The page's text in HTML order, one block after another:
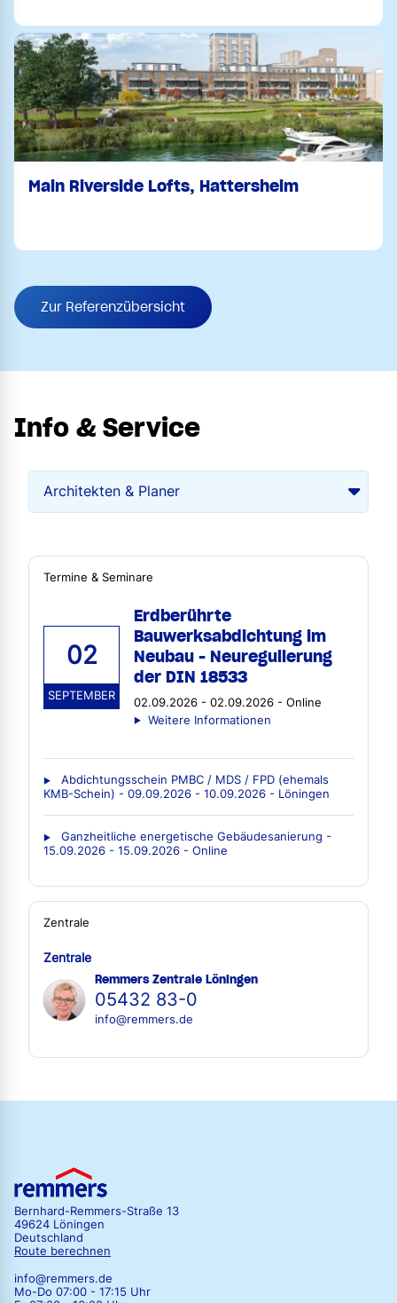
Main Riverside Lofts, Hattersheim
Zur Referenzübersicht
Info & Service
Termine & Seminare
02
SEPTEMBER
Erdberührte
Bauwerksabdichtung im
Neubau - Neuregulierung
der DIN 18533
02.09.2026 - 02.09.2026 - Online
Weitere Informationen
Abdichtungsschein PMBC / MDS / FPD (ehemals
KMB-Schein) - 09.09.2026 - 10.09.2026 - Löningen
Ganzheitliche energetische Gebäudesanierung -
15.09.2026 - 15.09.2026 - Online
Zentrale
Zentrale
Remmers Zentrale Löningen
05432 83-0
info@remmers.de
Bernhard-Remmers-Straße 13
49624 Löningen
Deutschland
Route berechnen
info@remmers.de
Mo-Do 07:00 - 17:15 Uhr